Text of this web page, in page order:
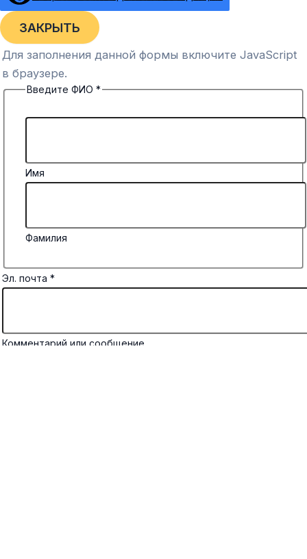
ЗАКРЫТЬ
Для заполнения данной формы включите JavaScript
в браузере.
Введите ФИО *
Имя
Фамилия
Эл. почта *
Комментарий или сообщение